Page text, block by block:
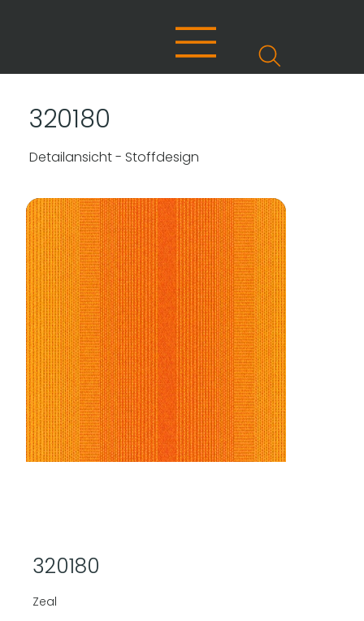
320180
Detailansicht - Stoffdesign
320180
Zeal